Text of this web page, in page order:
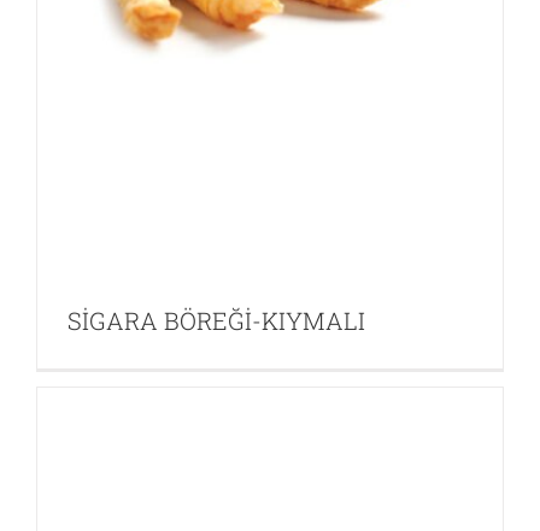
SİGARA BÖREĞİ-KIYMALI